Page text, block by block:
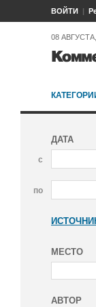
ВОЙТИ
08
ДАТА
с
по
МЕСТО
АВТОР